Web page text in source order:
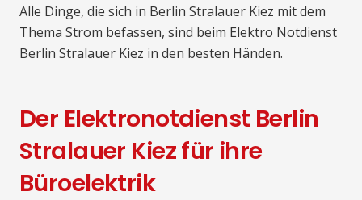
Alle Dinge, die sich in Berlin Stralauer Kiez mit dem
Thema Strom befassen, sind beim Elektro Notdienst
Berlin Stralauer Kiez in den besten Händen.
Der Elektronotdienst Berlin
Stralauer Kiez für ihre
Büroelektrik